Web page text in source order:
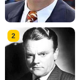
2